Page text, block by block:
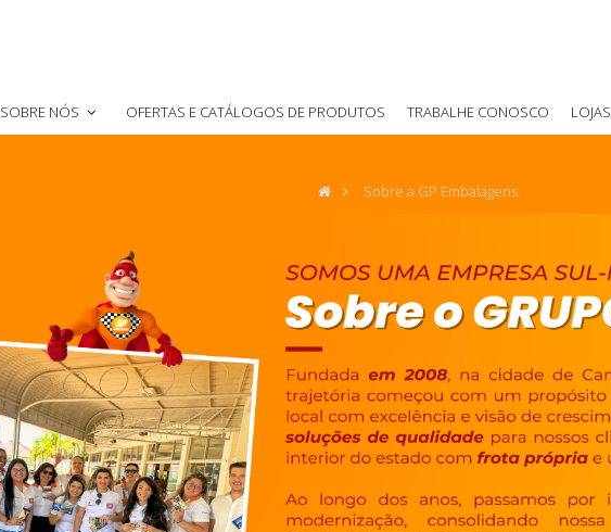
SOBRE NÓS OFERTAS E CATÁLOGOS DE PRODUTOS TRABALHE CONOSCO LOJAS
Sobre a GP Embalagens